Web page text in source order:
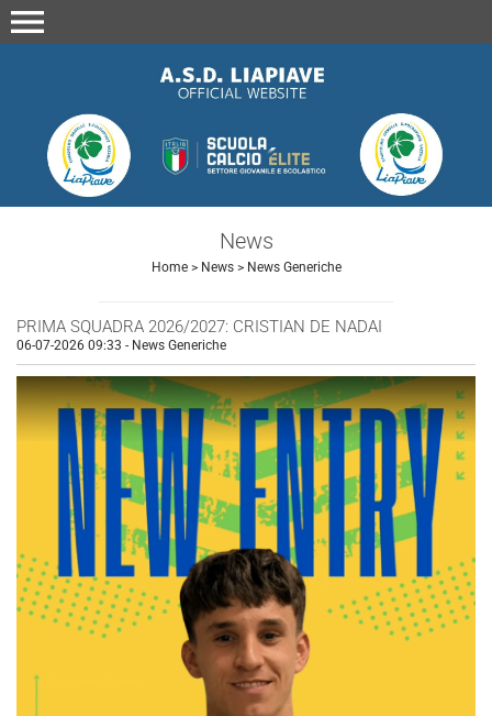
menu
News
Home> News> News Generiche
PRIMA SQUADRA 2026/2027: CRISTIAN DE NADAI
06-07-2026 09:33 - News Generiche